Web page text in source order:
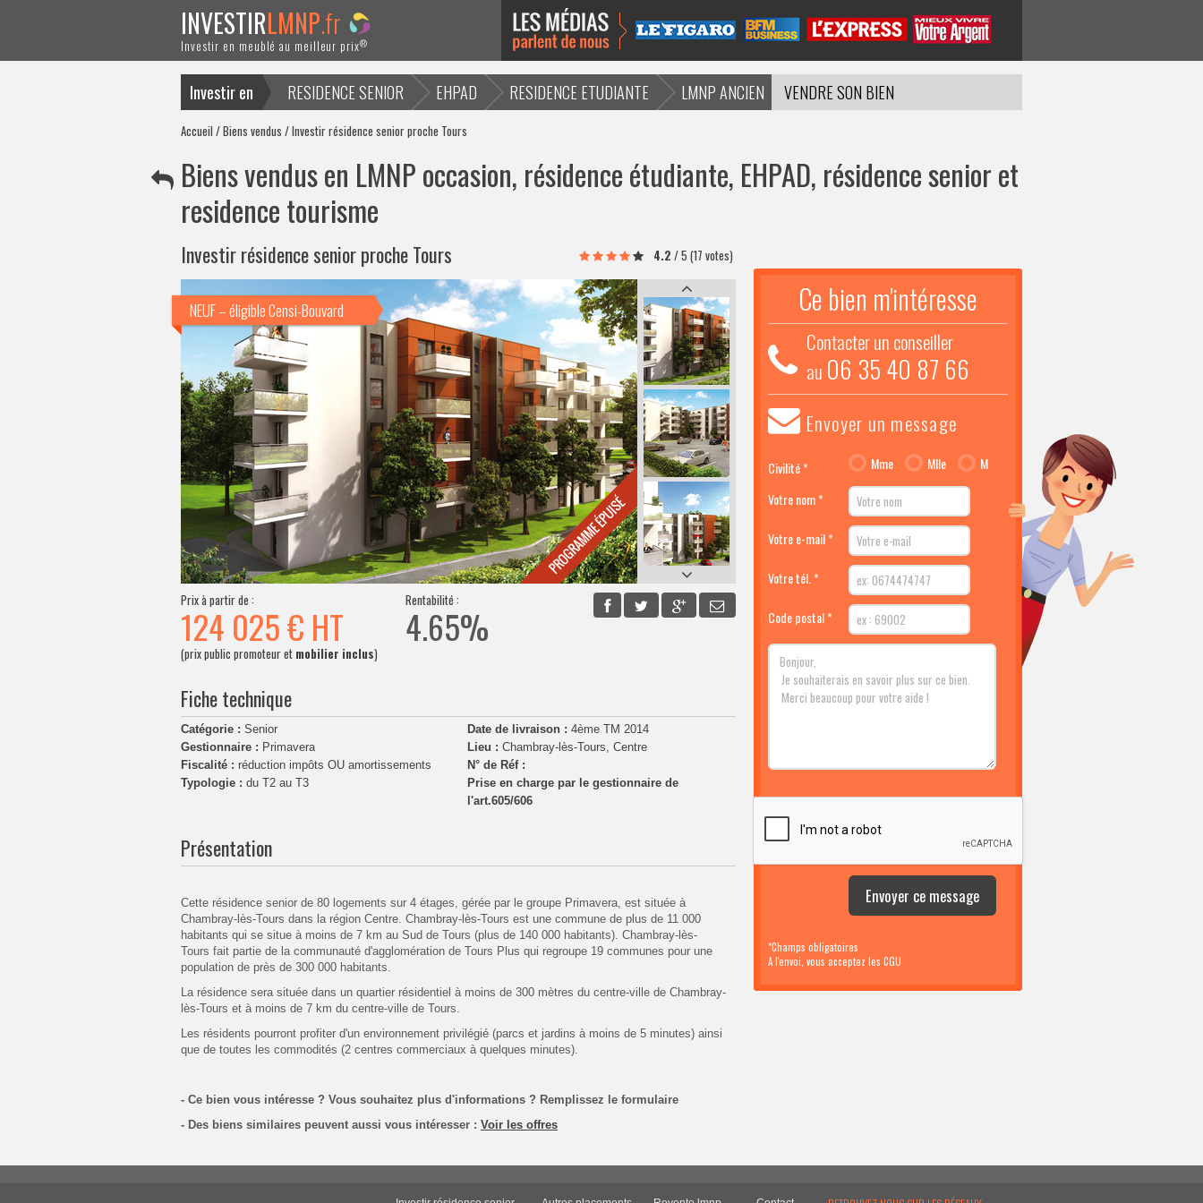
INVESTIRLMNP.fr
Investir en meublé au meilleur prix®
Investir en RESIDENCE SENIOR EHPAD RESIDENCE ETUDIANTE LMNP ANCIEN
VENDRE SON BIEN
ACTUALITES
Accueil /Biens vendus / Investir résidence senior proche Tours
Biens vendus en LMNP occasion, résidence étudiante, EHPAD, résidence senior et
residence tourisme
Investir résidence senior proche Tours 4.2 /5 (17 votes)
NEUF – éligible Censi-Bouvard
Prix à partir de :
124 025 € HT
(prix public promoteur et mobilier inclus)
Rentabilité :
4.65%
Fiche technique
Catégorie : Senior
Gestionnaire : Primavera
Fiscalité : réduction impôts OU amortissements
Typologie : du T2 au T3
Date de livraison : 4ème TM 2014
Lieu : Chambray-lès-Tours, Centre
N° de Réf :
Prise en charge par le gestionnaire de
l'art.605/606
Présentation
Cette résidence senior de 80 logements sur 4 étages, gérée par le groupe Primavera, est située à
Chambray-lès-Tours dans la région Centre. Chambray-lès-Tours est une commune de plus de 11 000
habitants qui se situe à moins de 7 km au Sud de Tours (plus de 140 000 habitants). Chambray-lès-
Tours fait partie de la communauté d'agglomération de Tours Plus qui regroupe 19 communes pour une
population de près de 300 000 habitants.
La résidence sera située dans un quartier résidentiel à moins de 300 mètres du centre-ville de Chambray-
lès-Tours et à moins de 7 km du centre-ville de Tours.
Les résidents pourront profiter d'un environnement privilégié (parcs et jardins à moins de 5 minutes) ainsi
que de toutes les commodités (2 centres commerciaux à quelques minutes).
- Ce bien vous intéresse ? Vous souhaitez plus d'informations ? Remplissez le formulaire
- Des biens similaires peuvent aussi vous intéresser : Voir les offres
Ce bien m'intéresse
Contacter un conseiller
au 06 35 40 87 66
Envoyer un message
Civilité * Mme Mlle
M
Votre nom *
Votre e-mail *
Votre tél. *
Code postal *
*Champs obligatoires
A l'envoi, vous acceptez les CGU